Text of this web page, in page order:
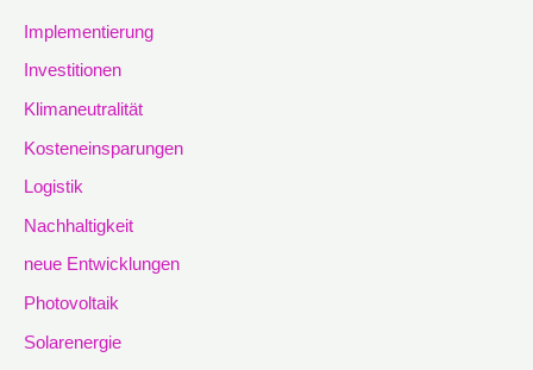
Implementierung
Investitionen
Klimaneutralität
Kosteneinsparungen
Logistik
Nachhaltigkeit
neue Entwicklungen
Photovoltaik
Solarenergie